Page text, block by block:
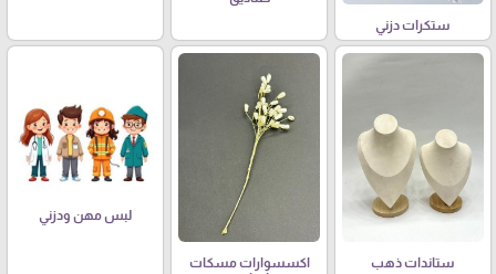
ستكرات دزني
ستاندات ذهب
اكسسوارات مسكات
لبس مهن ودزني